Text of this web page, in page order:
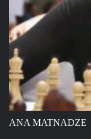
ANA MATNADZE